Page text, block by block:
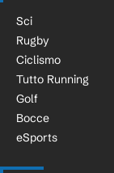
Sci
Rugby
Ciclismo
Tutto Running
Golf
Bocce
eSports